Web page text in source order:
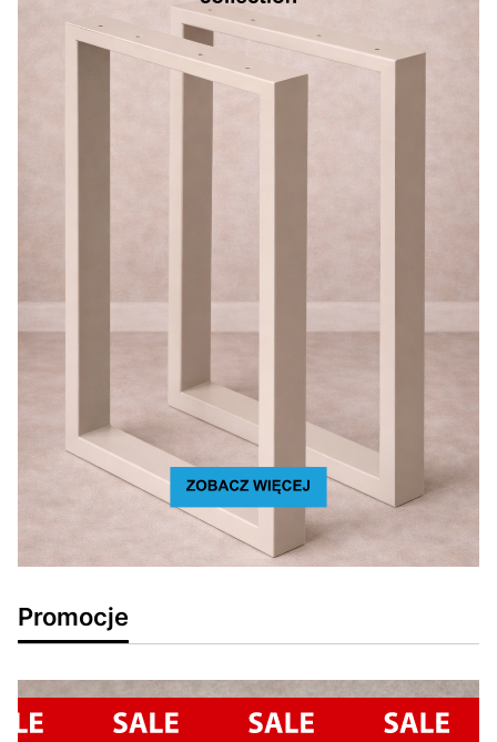
Promocje